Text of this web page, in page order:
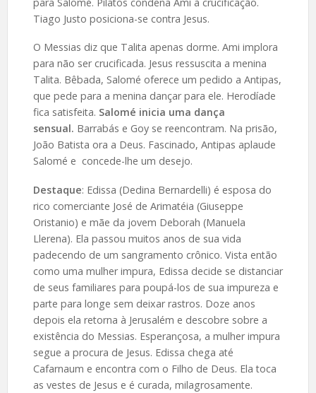
Tiago Justo posiciona-se contra Jesus.
O Messias diz que Talita apenas dorme. Ami implora
para não ser crucificada. Jesus ressuscita a menina
Talita. Bêbada, Salomé oferece um pedido a Antipas,
que pede para a menina dançar para ele. Herodíade
fica satisfeita. Salomé inicia uma dança
sensual. Barrabás e Goy se reencontram. Na prisão,
João Batista ora a Deus. Fascinado, Antipas aplaude
Salomé e concede-lhe um desejo.
Destaque: Edissa (Dedina Bernardelli) é esposa do
rico comerciante José de Arimatéia (Giuseppe
Oristanio) e mãe da jovem Deborah (Manuela
Llerena). Ela passou muitos anos de sua vida
padecendo de um sangramento crônico. Vista então
como uma mulher impura, Edissa decide se distanciar
de seus familiares para poupá-los de sua impureza e
parte para longe sem deixar rastros. Doze anos
depois ela retorna à Jerusalém e descobre sobre a
existência do Messias. Esperançosa, a mulher impura
segue a procura de Jesus. Edissa chega até
Cafarnaum e encontra com o Filho de Deus. Ela toca
as vestes de Jesus e é curada, milagrosamente.